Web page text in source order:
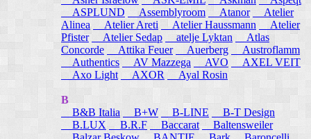
ASPLUND
Assemblyroom Atanor
Atelier
Alinea
Atelier Areti Atelier Haussmann
Atelier
Pfister
Atelier Sedap atelje Lyktan
Atlas
Concorde
Attika Feuer Auerberg
Austroflamm
Authentics
AV Mazzega AVO
AXEL VEIT
Axo Light
AXOR Ayal Rosin
B
B&B Italia
B+W B-LINE
B-T Design
B.LUX
B.R.F Baccarat
Baltensweiler